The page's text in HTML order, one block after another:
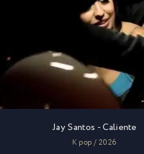
Jay Santos - Caliente
K pop / 2026